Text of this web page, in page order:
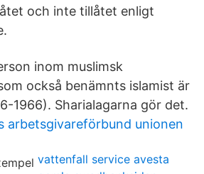
och inte tillåtet enligt
inom muslimsk
också benämnts islamist är
1966). Sharialagarna gör det.
arbetsgivareförbund unionen
vattenfall service avesta